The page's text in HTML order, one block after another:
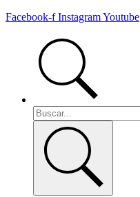
Facebook-f InstagramYoutube